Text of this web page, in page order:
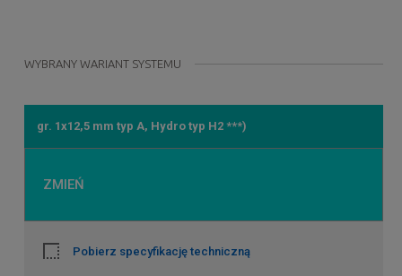
WYBRANY WARIANT SYSTEMU
gr. 1x12,5 mm typ A, Hydro typ H2 ***)
ZMIEŃ
Pobierz specyfikację techniczną